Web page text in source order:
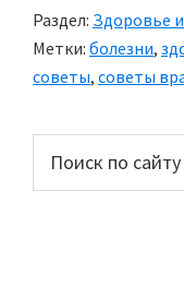
Раздел: Здоровье
Метки: болезни,
советы, советы
Основной
сайдбар